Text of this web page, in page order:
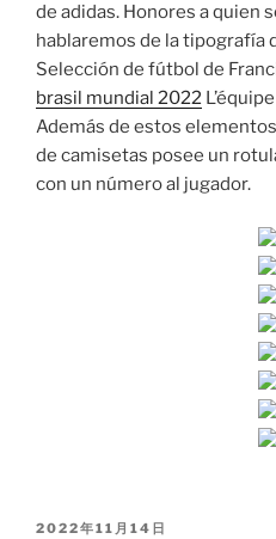
de adidas. Honores a quien
hablaremos de la tipografía
Selección de fútbol de
brasil mundial 2022
Además de estos
de camisetas posee un
con un número al jugador.
PUBLICADO
2022年11月14日